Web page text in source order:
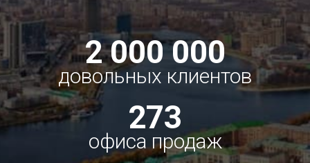
2 000 000
довольных клиентов
273
офиса продаж